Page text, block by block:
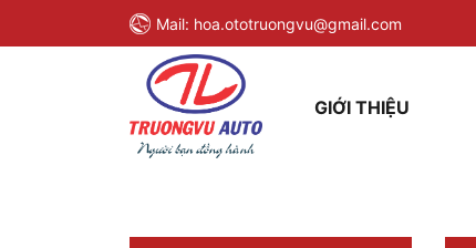
Mail: hoa.ototruongvu@gmail.com
GIỚI THIỆU